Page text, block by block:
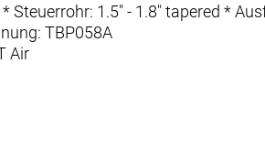
Steuerrohr: 1.5" - 1.8" tapered *
TBP058A
Air